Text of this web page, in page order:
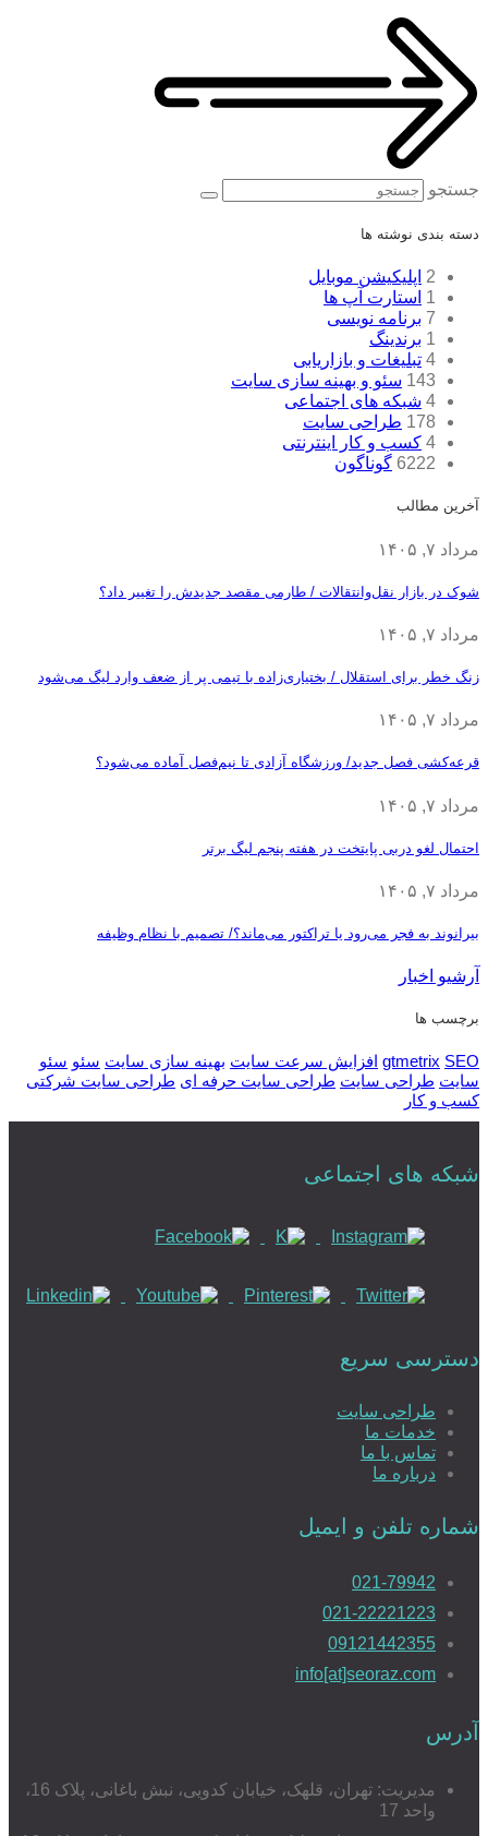
جستجو
دسته بندی نوشته ها
2 اپلیکیشن موبایل
1 استارت آپ ها
7 برنامه نویسی
1 برندینگ
4 تبلیغات و بازاریابی
143 سئو و بهینه سازی سایت
4 شبکه های اجتماعی
178 طراحی سایت
4 کسب و کار اینترنتی
6222 گوناگون
آخرین مطالب
مرداد ۷, ۱۴۰۵
شوک در بازار نقل‌وانتقالات / طارمی مقصد جدیدش را تغییر داد؟
مرداد ۷, ۱۴۰۵
زنگ خطر برای استقلال / بختیاری‌زاده با تیمی پر از ضعف وارد لیگ می‌شود
مرداد ۷, ۱۴۰۵
قرعه‎‌کشی فصل جدید/ ورزشگاه آزادی تا نیم‌فصل آماده می‌شود؟
مرداد ۷, ۱۴۰۵
احتمال لغو دربی پایتخت در هفته پنجم لیگ برتر
مرداد ۷, ۱۴۰۵
بیرانوند به فجر می‌رود یا تراکتور می‌ماند؟/ تصمیم با نظام وظیفه
آرشیو اخبار
برچسب ها
gtmetrix SEO افزایش سرعت سایت بهینه سازی سایت سئو سئو
سایت طراحی سایت طراحی سایت حرفه ای طراحی سایت شرکتی
کسب و کار
شبکه های اجتماعی
دسترسی سریع
طراحی سایت
خدمات ما
تماس با ما
درباره ما
شماره تلفن و ایمیل
021-79942
021-22221223
09121442355
info[at]seoraz.com
آدرس
مدیریت: تهران، قلهک، خیابان کدویی، نبش باغانی، پلاک 16،
واحد 17